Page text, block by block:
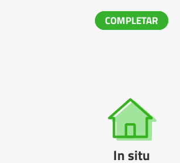
Yкраїнська мова
Svenska
한국의
COMPLETAR
In situ